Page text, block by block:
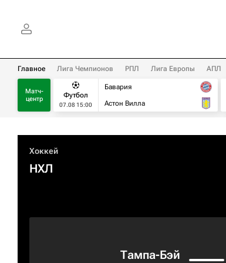
Главное Лига Чемпионов РПЛ Лига Европы АПЛ
Матч-
центр
Футбол
07.08 15:00
Бавария
Астон Вилла
Хоккей
НХЛ
Тампа-Бэй